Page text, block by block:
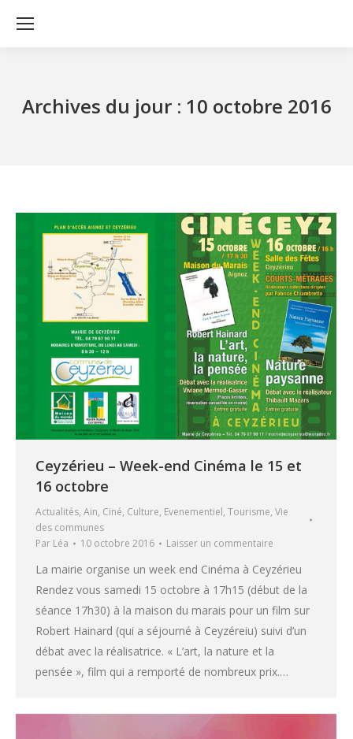
Archives du jour : 10 octobre 2016
Ceyzérieu – Week-end Cinéma le 15 et
16 octobre
Actualités, Ain, Ciné, Culture, Evenementiel, Tourisme, Vie
des communes
Par Léa 10 octobre 2016 Laisser un commentaire
La mairie organise un week end Cinéma à Ceyzérieu
Rendez vous samedi 15 octobre à 17h15 (début de la
séance 17h30) à la maison du marais pour un film sur
Robert Hainard (qui a séjourné à Ceyzéreiu) suivi d’un
débat avec la réalisatrice. « L’art, la nature et la
pensée », film qui a remporté de nombreux prix.…